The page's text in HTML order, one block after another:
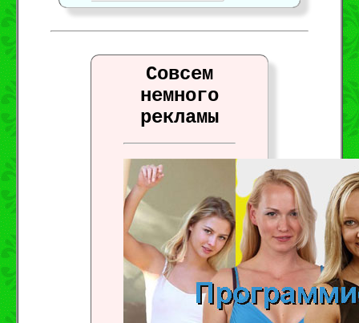
Совсем
немного
рекламы